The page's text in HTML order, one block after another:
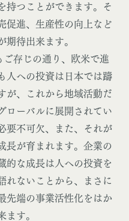
持つことができます。そ
促進、生産性の向上など
期待出来ます。
存じの通り、欧米で進
人への投資は日本では躊
が、これから地域活動だ
ローバルに展開されてい
要不可欠、また、それが
長が育まれます。企業の
的な成長は人への投資を
れないことから、まさに
先端の事業活性化をはか
ます。